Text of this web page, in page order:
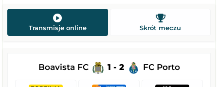
Transmisje online Skrót meczu
Boavista FC 1 - 2 FC Porto